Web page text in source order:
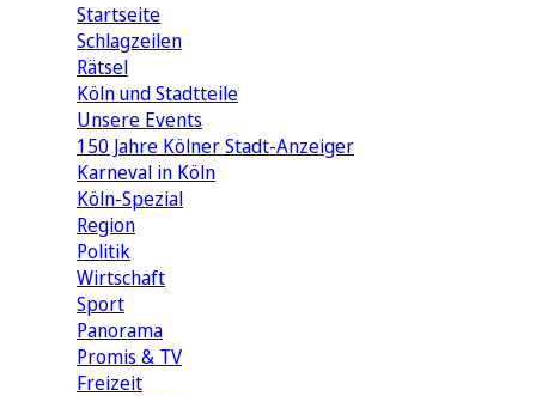
Startseite
Schlagzeilen
Rätsel
Köln und Stadtteile
Unsere Events
150 Jahre Kölner Stadt-Anzeiger
Karneval in Köln
Köln-Spezial
Region
Politik
Wirtschaft
Sport
Panorama
Promis & TV
Freizeit